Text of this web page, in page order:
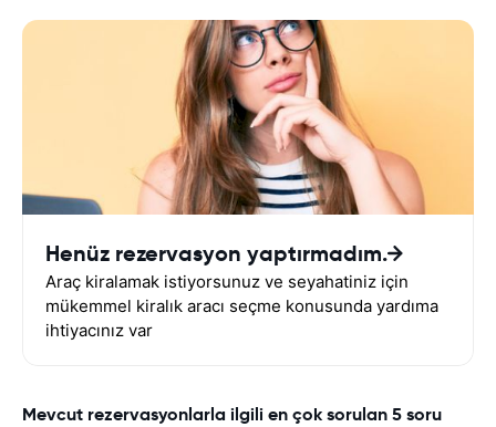
Henüz rezervasyon yaptırmadım.
Araç kiralamak istiyorsunuz ve seyahatiniz için
mükemmel kiralık aracı seçme konusunda yardıma
ihtiyacınız var
Mevcut rezervasyonlarla ilgili en çok sorulan 5 soru